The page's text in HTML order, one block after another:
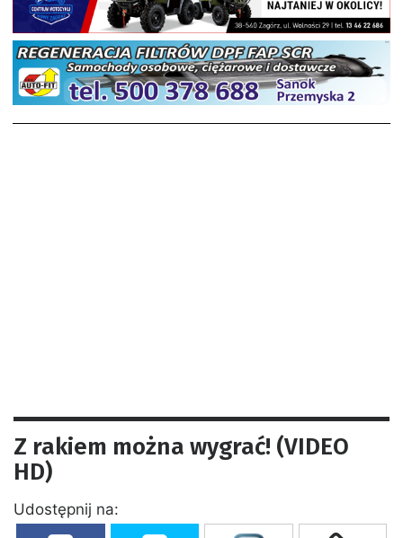
Z rakiem można wygrać! (VIDEO
HD)
Udostępnij na: